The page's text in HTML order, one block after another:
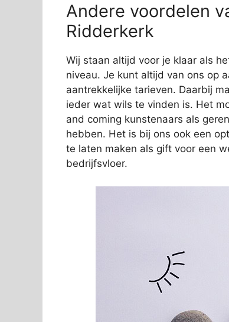
Andere voordelen
Ridderkerk
Wij staan altijd voor je klaar als
niveau. Je kunt altijd van ons op
aantrekkelijke tarieven. Daarbij
ieder wat wils te vinden is. Het
and coming kunstenaars als
hebben. Het is bij ons ook een
te laten maken als gift voor een
bedrijfsvloer.